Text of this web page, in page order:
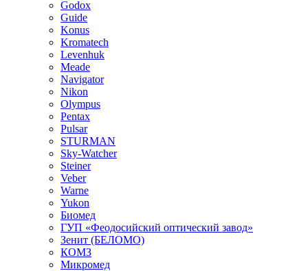
Godox
Guide
Konus
Kromatech
Levenhuk
Meade
Navigator
Nikon
Olympus
Pentax
Pulsar
STURMAN
Sky-Watcher
Steiner
Veber
Warne
Yukon
Биомед
ГУП «Феодосийский оптический завод»
Зенит (БЕЛОМО)
КОМЗ
Микромед